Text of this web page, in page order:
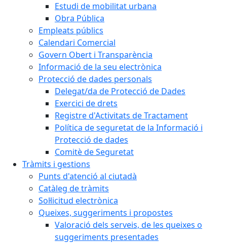
Estudi de mobilitat urbana
Obra Pública
Empleats públics
Calendari Comercial
Govern Obert i Transparència
Informació de la seu electrònica
Protecció de dades personals
Delegat/da de Protecció de Dades
Exercici de drets
Registre d'Activitats de Tractament
Política de seguretat de la Informació i
Protecció de dades
Comitè de Seguretat
Tràmits i gestions
Punts d'atenció al ciutadà
Catàleg de tràmits
Sol·licitud electrònica
Queixes, suggeriments i propostes
Valoració dels serveis, de les queixes o
suggeriments presentades